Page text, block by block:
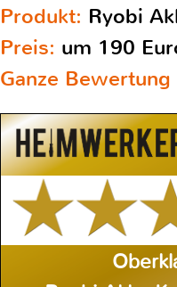
Produkt: Ryobi
Preis: um 190
Ganze Bewertung